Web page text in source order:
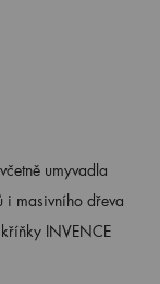
umyvadla
i masivního dřeva
INVENCE